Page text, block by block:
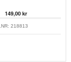
149,00kr
218813